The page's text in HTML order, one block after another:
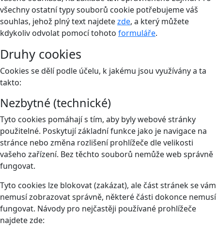
všechny ostatní typy souborů cookie potřebujeme váš
souhlas, jehož plný text najdetezde, a který můžete
kdykoliv odvolat pomocí tohoto formuláře.
Druhy cookies
Cookies se dělí podle účelu, k jakému jsou využívány a ta
takto:
Nezbytné (technické)
Tyto cookies pomáhají s tím, aby byly webové stránky
použitelné. Poskytují základní funkce jako je navigace na
stránce nebo změna rozlišení prohlížeče dle velikosti
vašeho zařízení. Bez těchto souborů nemůže web správně
fungovat.
Tyto cookies lze blokovat (zakázat), ale část stránek se vám
nemusí zobrazovat správně, některé části dokonce nemusí
fungovat. Návody pro nejčastěji používané prohlížeče
najdete zde: